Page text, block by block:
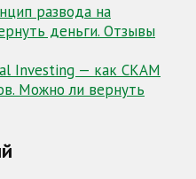
развода на
деньги. Отзывы
Investing — как СКАМ
Можно ли вернуть